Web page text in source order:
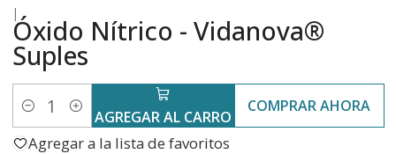
|
Óxido Nítrico - Vidanova®
Suples
Cantidad AGREGAR AL CARRO
COMPRAR AHORA
Agregar a la lista de favoritos